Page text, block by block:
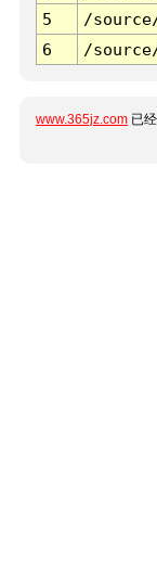
5
/
6
/
www.365jz.com 已